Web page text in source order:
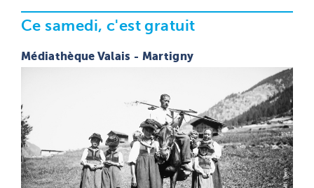
Ce samedi, c'est gratuit
Médiathèque Valais - Martigny